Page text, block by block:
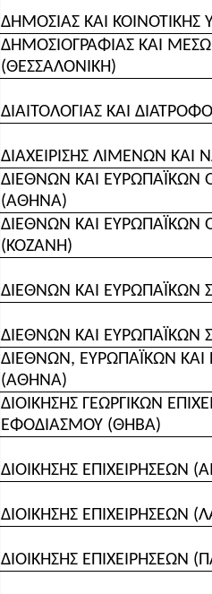
ΔΗΜΟΣΙΑΣ ΚΑΙ ΚΟΙΝΟΤΙΚΗΣ
ΔΗΜΟΣΙΟΓΡΑΦΙΑΣ ΚΑΙ
(ΘΕΣΣΑΛΟΝΙΚΗ)
ΔΙΑΙΤΟΛΟΓΙΑΣ ΚΑΙ
ΔΙΑΧΕΙΡΙΣΗΣ ΛΙΜΕΝΩΝ ΚΑΙ
ΔΙΕΘΝΩΝ ΚΑΙ
(ΑΘΗΝΑ)
ΔΙΕΘΝΩΝ ΚΑΙ
(ΚΟΖΑΝΗ)
ΔΙΕΘΝΩΝ ΚΑΙ ΕΥΡΩΠΑΪΚΩΝ
ΔΙΕΘΝΩΝ ΚΑΙ ΕΥΡΩΠΑΪΚΩΝ
ΔΙΕΘΝΩΝ, ΕΥΡΩΠΑΪΚΩΝ
(ΑΘΗΝΑ)
ΔΙΟΙΚΗΣΗΣ ΓΕΩΡΓΙΚΩΝ
ΕΦΟΔΙΑΣΜΟΥ (ΘΗΒΑ)
ΔΙΟΙΚΗΣΗΣ ΕΠΙΧΕΙΡΗΣΕΩΝ
ΔΙΟΙΚΗΣΗΣ ΕΠΙΧΕΙΡΗΣΕΩΝ
ΔΙΟΙΚΗΣΗΣ ΕΠΙΧΕΙΡΗΣΕΩΝ